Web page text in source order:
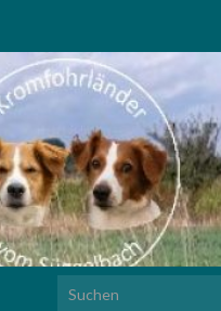
Search for: